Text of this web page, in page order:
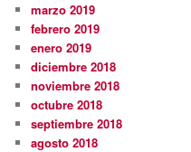
marzo 2019
febrero 2019
enero 2019
diciembre 2018
noviembre 2018
octubre 2018
septiembre 2018
agosto 2018